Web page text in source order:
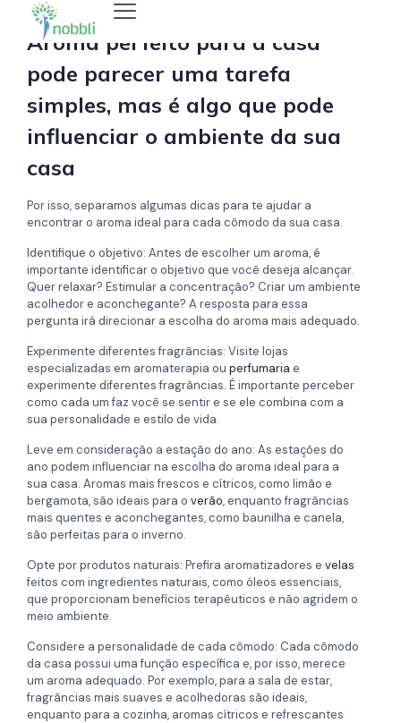
Aroma perfeito para a casa
pode parecer uma tarefa
simples, mas é algo que pode
influenciar o ambiente da sua
casa
Por isso, separamos algumas dicas para te ajudar a
encontrar o aroma ideal para cada cômodo da sua casa.
Identifique o objetivo: Antes de escolher um aroma, é
importante identificar o objetivo que você deseja alcançar.
Quer relaxar? Estimular a concentração? Criar um ambiente
acolhedor e aconchegante? A resposta para essa
pergunta irá direcionar a escolha do aroma mais adequado.
Experimente diferentes fragrâncias: Visite lojas
especializadas em aromaterapia ou perfumaria e
experimente diferentes fragrâncias. É importante perceber
como cada um faz você se sentir e se ele combina com a
sua personalidade e estilo de vida.
Leve em consideração a estação do ano: As estações do
ano podem influenciar na escolha do aroma ideal para a
sua casa. Aromas mais frescos e cítricos, como limão e
bergamota, são ideais para o verão, enquanto fragrâncias
mais quentes e aconchegantes, como baunilha e canela,
são perfeitas para o inverno.
Opte por produtos naturais: Prefira aromatizadores e velas
feitos com ingredientes naturais, como óleos essenciais,
que proporcionam benefícios terapêuticos e não agridem o
meio ambiente.
Considere a personalidade de cada cômodo: Cada cômodo
da casa possui uma função específica e, por isso, merece
um aroma adequado. Por exemplo, para a sala de estar,
fragrâncias mais suaves e acolhedoras são ideais,
enquanto para a cozinha, aromas cítricos e refrescantes